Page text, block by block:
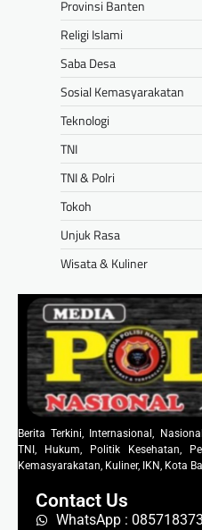
Provinsi Banten
Religi Islami
Saba Desa
Sosial Kemasyarakatan
Teknologi
TNI
TNI & Polri
Tokoh
Unjuk Rasa
Wisata & Kuliner
Berita Terkini, Internasional,
TNI, Hukum, Politik Kesehatan,
Kemasyarakatan, Kuliner, IKN, Kota
Contact Us
WhatsApp :